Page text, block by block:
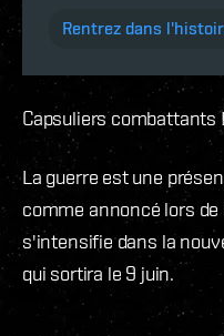
Rentrez dans
Capsuliers combattants !
La guerre est une
comme annoncé lors de
s'intensifie dans la
qui sortira le 9 juin.